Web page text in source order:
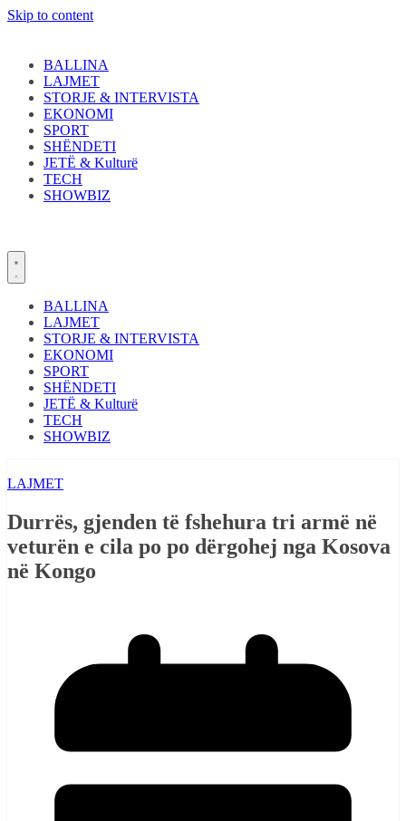
Skip to content
BALLINA
LAJMET
STORJE & INTERVISTA
EKONOMI
SPORT
SHËNDETI
JETË & Kulturë
TECH
SHOWBIZ
BALLINA
LAJMET
STORJE & INTERVISTA
EKONOMI
SPORT
SHËNDETI
JETË & Kulturë
TECH
SHOWBIZ
LAJMET
Durrës, gjenden të fshehura tri armë në
veturën e cila po po dërgohej nga Kosova
në Kongo